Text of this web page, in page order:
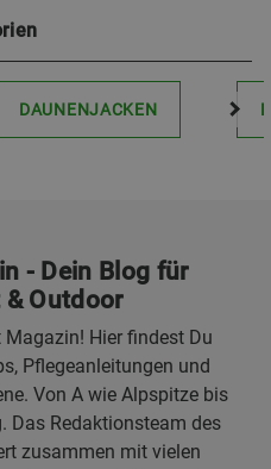
DAUNENJACKEN
- Dein Blog für
& Outdoor
Hier findest Du
Pflegeanleitungen und
Von A wie Alpspitze bis
Das Redaktionsteam des
zusammen mit vielen